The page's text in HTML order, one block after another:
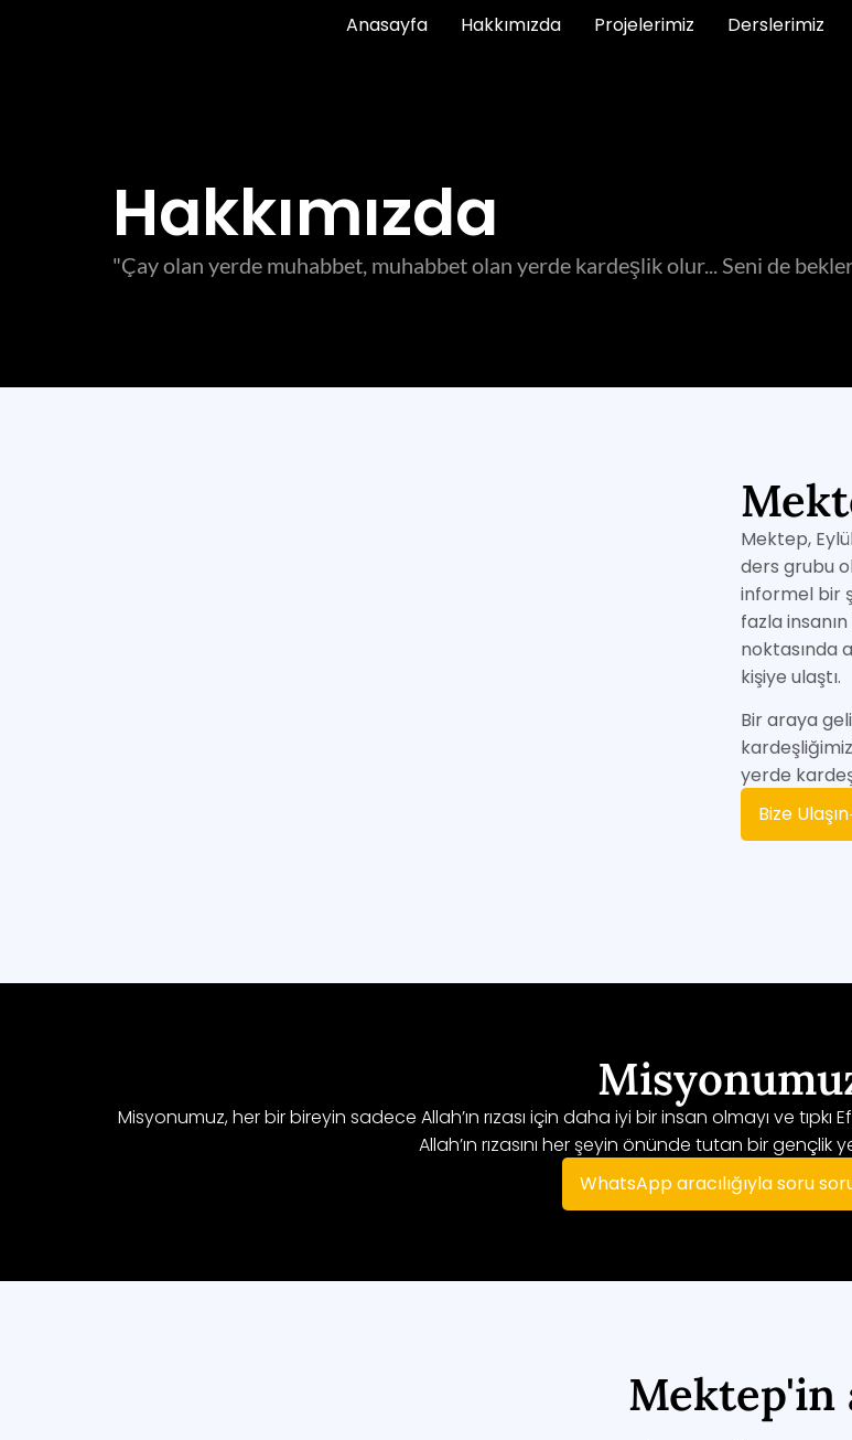
Anasayfa Hakkımızda Projelerimiz Derslerimiz
Hakkımızda
"Çay olan yerde muhabbet, muhabbet olan yerde kardeşlik olur... Seni de
Mektep,
ders grubu
informel bir
fazla
noktasında
kişiye ulaştı.
Bir araya
yerde
Bize Ulaşın
Misyonumuz, her bir bireyin sadece Allah’ın rızası için daha iyi bir insan olmayı ve tıpkı
Allah’ın rızasını her şeyin önünde tutan bir gençlik
WhatsApp aracılığıyla soru
Mektep'in